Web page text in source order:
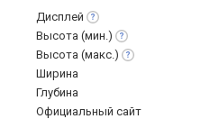
Дисплей
Высота (мин.)
Высота (макс.)
Ширина
Глубина
Официальный сайт